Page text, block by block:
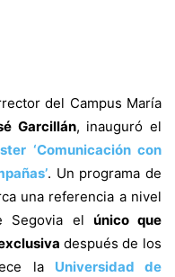
del Campus María
Garcillán, inauguró el
‘Comunicación con
. Un programa de
una referencia a nivel
Segovia el único que
después de los
la Universidad de